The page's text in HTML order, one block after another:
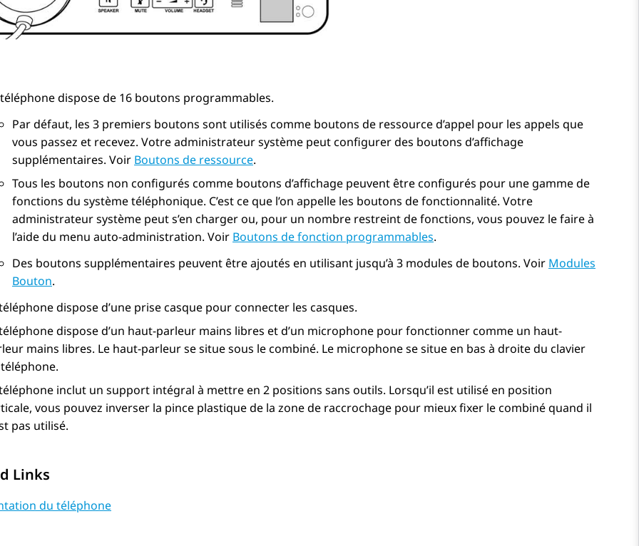
dispose de 16 boutons programmables.
Par défaut, les 3 premiers boutons sont utilisés comme boutons de ressource d’appel pour les appels que
vous passez et recevez. Votre administrateur système peut configurer des boutons d’affichage
supplémentaires. Voir Boutons de ressource.
Tous les boutons non configurés comme boutons d’affichage peuvent être configurés pour une gamme de
fonctions du système téléphonique. C’est ce que l’on appelle les boutons de fonctionnalité. Votre
administrateur système peut s’en charger ou, pour un nombre restreint de fonctions, vous pouvez le faire à
l’aide du menu auto-administration. Voir Boutons de fonction programmables.
Des boutons supplémentaires peuvent être ajoutés en utilisant jusqu’à 3 modules de boutons. Voir Modules
Bouton.
dispose d’une prise casque pour connecter les casques.
dispose d’un haut-parleur mains libres et d’un microphone pour fonctionner comme un haut-
mains libres. Le haut-parleur se situe sous le combiné. Le microphone se situe en bas à droite du clavier
inclut un support intégral à mettre en 2 positions sans outils. Lorsqu’il est utilisé en position
vous pouvez inverser la pince plastique de la zone de raccrochage pour mieux fixer le combiné quand il
pas utilisé.
Links
du téléphone